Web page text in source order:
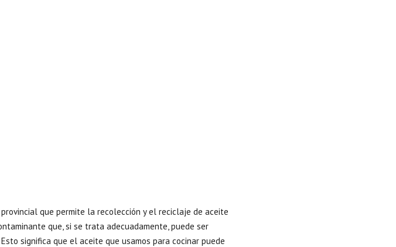
que permite la recolección y el reciclaje de aceite
que, si se trata adecuadamente, puede ser
significa que el aceite que usamos para cocinar puede